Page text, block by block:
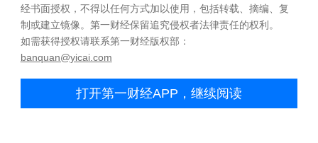
经书面授权，不得以任何方式加以使用，包括转载、摘编、复
制或建立镜像。第一财经保留追究侵权者法律责任的权利。
如需获得授权请联系第一财经版权部：
banquan@yicai.com
打开第一财经APP，继续阅读